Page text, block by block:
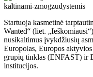
Startuoja kasmetinė
Wanted“ (liet.
nusikaltimus įvykdžiusių
Europolas, Europos
grupių tinklas (ENFAST) ir
institucijos.